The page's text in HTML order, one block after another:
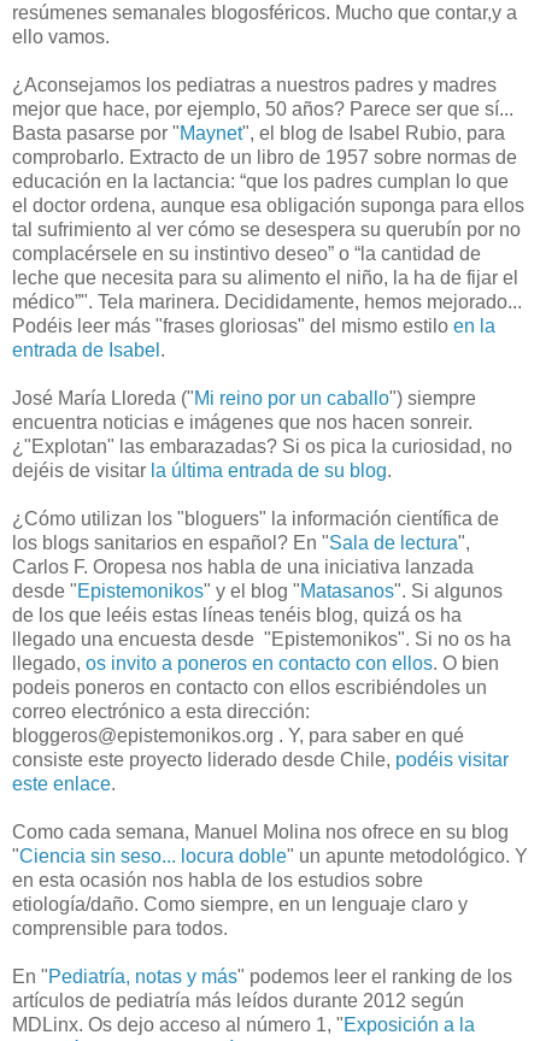
resúmenes semanales blogosféricos. Mucho que contar,y a
ello vamos.
¿Aconsejamos los pediatras a nuestros padres y madres
mejor que hace, por ejemplo, 50 años? Parece ser que sí...
Basta pasarse por "Maynet", el blog de Isabel Rubio, para
comprobarlo. Extracto de un libro de 1957 sobre normas de
educación en la lactancia: “que los padres cumplan lo que
el doctor ordena, aunque esa obligación suponga para ellos
tal sufrimiento al ver cómo se desespera su querubín por no
complacérsele en su instintivo deseo” o “la cantidad de
leche que necesita para su alimento el niño, la ha de fijar el
médico”". Tela marinera. Decididamente, hemos mejorado...
Podéis leer más "frases gloriosas" del mismo estilo en la
entrada de Isabel .
José María Lloreda ("Mi reino por un caballo") siempre
encuentra noticias e imágenes que nos hacen sonreir.
¿"Explotan" las embarazadas? Si os pica la curiosidad, no
dejéis de visitar la última entrada de su blog.
¿Cómo utilizan los "bloguers" la información científica de
los blogs sanitarios en español? En "Sala de lectura",
Carlos F. Oropesa nos habla de una iniciativa lanzada
desde "Epistemonikos" y el blog "Matasanos". Si algunos
de los que leéis estas líneas tenéis blog, quizá os ha
llegado una encuesta desde "Epistemonikos". Si no os ha
llegado, os invito a poneros en contacto con ellos. O bien
podeis poneros en contacto con ellos escribiéndoles un
correo electrónico a esta dirección:
bloggeros@epistemonikos.org . Y, para saber en qué
consiste este proyecto liderado desde Chile, podéis visitar
este enlace.
Como cada semana, Manuel Molina nos ofrece en su blog
"Ciencia sin seso... locura doble" un apunte metodológico. Y
en esta ocasión nos habla de los estudios sobre
etiología/daño. Como siempre, en un lenguaje claro y
comprensible para todos.
En "Pediatría, notas y más" podemos leer el ranking de los
artículos de pediatría más leídos durante 2012 según
MDLinx. Os dejo acceso al número 1, "Exposición a la